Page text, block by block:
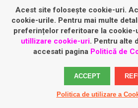
Politică privind fișierele
Politică de
Acest site folosește cookie-uri.
cookie-urile. Pentru mai multe
preferințelor referitoare la cookie-
utillizare cookie-uri. Pentru alte
accesati pagina Politică de
ACCEPT
Politica de utilizare a